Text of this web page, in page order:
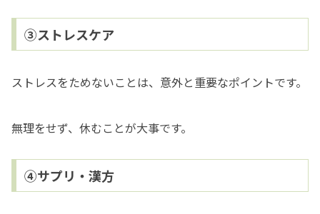
③ストレスケア
ストレスをためないことは、意外と重要なポイントです。
無理をせず、休むことが大事です。
④サプリ・漢方